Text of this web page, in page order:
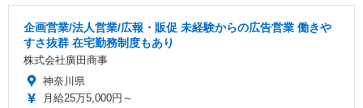
企画営業/法人営業/広報・販促 未経験からの広告営業 働きや
すさ抜群 在宅勤務制度もあり
株式会社廣田商事
神奈川県
月給25万5,000円～